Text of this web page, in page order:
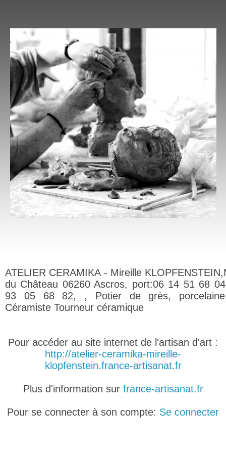
ATELIER CERAMIKA - Mireille
du Château 06260 Ascros, port:06 14 51 68
93 05 68 82, , Potier de grès,
Céramiste Tourneur céramique
Pour accéder au site internet de l'artisan d'art :
http://atelier-ceramika-mireille-
klopfenstein.france-artisanat.fr
Plus d'information sur france-artisanat.fr
Pour se connecter à son compte: Se connecter